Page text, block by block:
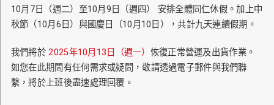
10月7日（週二）至10月9日（週四） 安排全體同仁休假。加上中
秋節（10月6日）與國慶日（10月10日），共計九天連續假期。
我們將於 2025年10月13日（週一） 恢復正常營運及出貨作業。
如您在此期間有任何需求或疑問，敬請透過電子郵件與我們聯
繫，將於上班後盡速處理回覆。